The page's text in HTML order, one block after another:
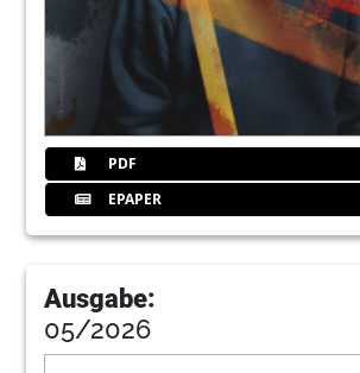
Der Aufklärungsratgeber (Teil
Gabi Schäfer
Praxen in den neuen
erhalten 80 Prozent an
Christoph Jäger
52Fokus: Implantologie vs.
PDF
EPAPER
Ausgabe:
05/2026